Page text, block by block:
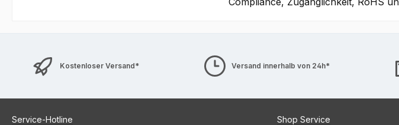
Kostenloser Versand* Versand innerhalb von 24h*
Service-Hotline Shop Service